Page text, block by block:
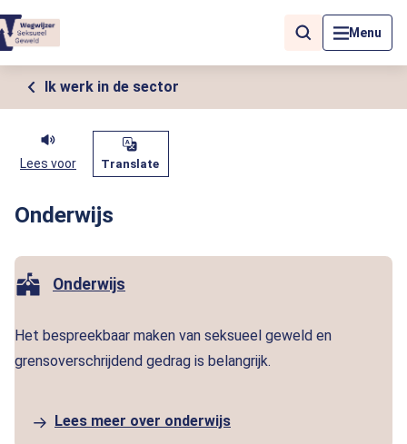
Menu
Als de resultaten voor automatisch aanvullen beschikbaar zijn,
Ik werk in de sector
Lees voor Translate
Onderwijs
Onderwijs
Het bespreekbaar maken van seksueel geweld en
grensoverschrijdend gedrag is belangrijk.
Lees meer over onderwijs